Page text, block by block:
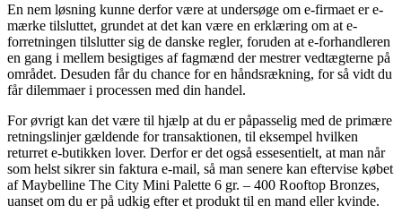
En nem løsning kunne derfor være at undersøge om e-firmaet er e-
mærke tilsluttet, grundet at det kan være en erklæring om at e-
forretningen tilslutter sig de danske regler, foruden at e-forhandleren
en gang i mellem besigtiges af fagmænd der mestrer vedtægterne på
området. Desuden får du chance for en håndsrækning, for så vidt du
får dilemmaer i processen med din handel.
For øvrigt kan det være til hjælp at du er påpasselig med de primære
retningslinjer gældende for transaktionen, til eksempel hvilken
returret e-butikken lover. Derfor er det også essesentielt, at man når
som helst sikrer sin faktura e-mail, så man senere kan eftervise købet
af Maybelline The City Mini Palette 6 gr. – 400 Rooftop Bronzes,
uanset om du er på udkig efter et produkt til en mand eller kvinde.